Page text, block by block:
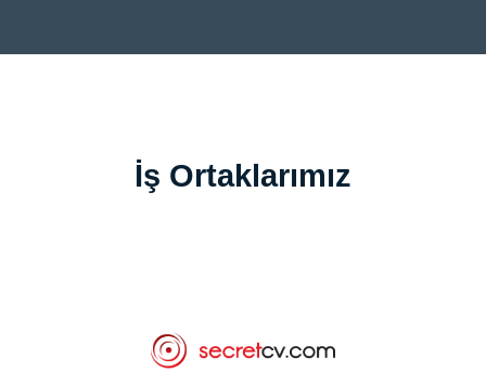
İş Ortaklarımız